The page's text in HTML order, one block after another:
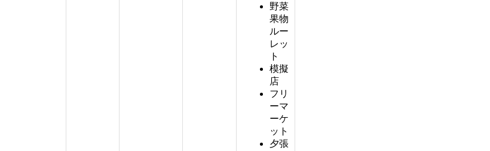
野菜
果物
ルー
レッ
ト
模擬
店
フリ
ーマ
ーケ
ット
夕張